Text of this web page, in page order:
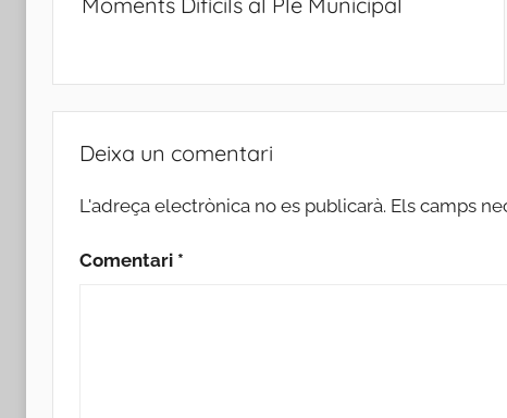
Deixa un comentari
L'adreça electrònica no es publicarà. Els camps
Comentari *